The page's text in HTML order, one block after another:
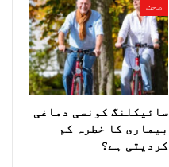
صحت
سائیکلنگ کونسی دماغی
بیماری کا خطرہ کم
کردیتی ہے؟